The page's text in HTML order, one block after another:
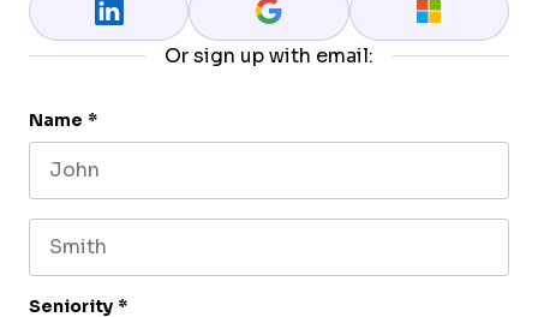
Or sign up with email:
Name *
Seniority *